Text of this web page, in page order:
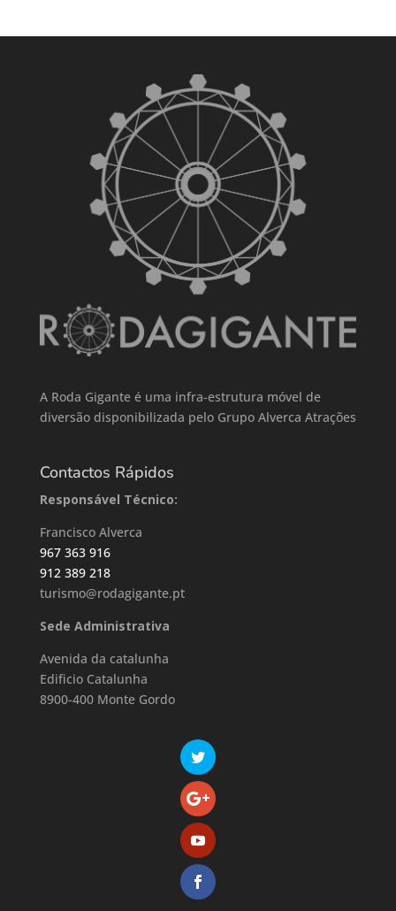
A Roda Gigante é uma infra-estrutura móvel de
diversão disponibilizada pelo Grupo Alverca Atrações
Contactos Rápidos
Responsável Técnico:
Francisco Alverca
967 363 916
912 389 218
turismo@rodagigante.pt
Sede Administrativa
Avenida da catalunha
Edificio Catalunha
8900-400 Monte Gordo